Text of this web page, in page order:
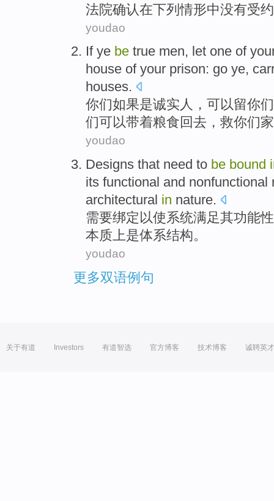
法院确认在下列情形中没有受
youdao
If ye be true men, let one of
house ofyour prison: go ye,
houses.
你们如果是诚实人 ，可以留你
们可以带着粮食回去 ，救你们
youdao
Designs that need to be bound
its functional and nonfunctional
architectural in nature.
需要绑定以使系统满足其功能性
本质上是体系结构。
youdao
更多双语例句
关于有道 Investors 有道智选 官方博客 技术博客 诚聘英才